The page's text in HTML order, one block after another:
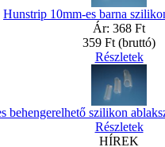
Hunstrip 10mm-es barna
Ár: 368 Ft
359 Ft (bruttó)
Részletek
behengerelhető szilikon
Részletek
HÍREK